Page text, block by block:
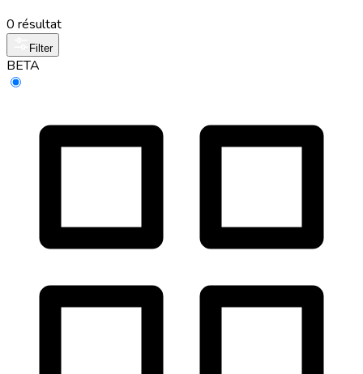
0 résultat
Filter
BETA